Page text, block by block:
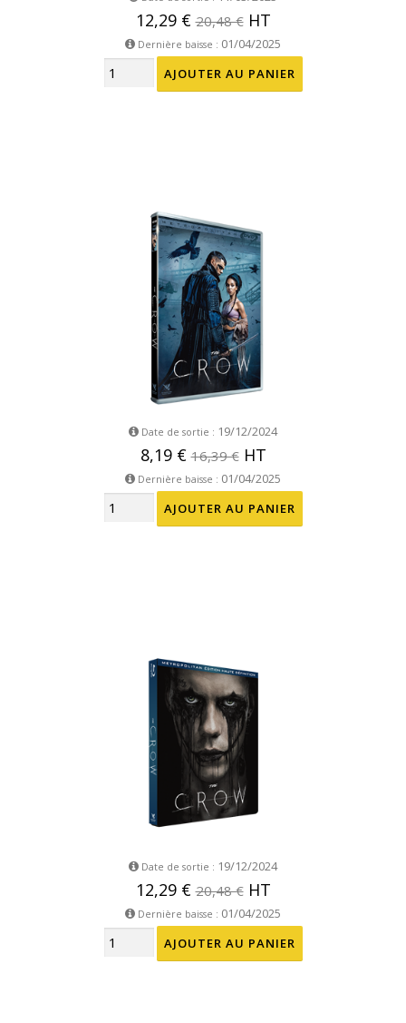
12,29 €20,48 €HT
Dernière baisse : 01/04/2025
Date de sortie : 19/12/2024
8,19 €16,39 €HT
Dernière baisse : 01/04/2025
Date de sortie : 19/12/2024
12,29 €20,48 €HT
Dernière baisse : 01/04/2025